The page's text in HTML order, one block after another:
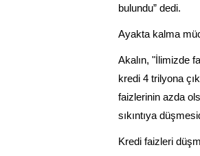
bulundu” dedi.
Ayakta kalma
Akalın, "İlimizde
kredi 4 trilyona
faizlerinin azda
sıkıntıya
Kredi faizleri